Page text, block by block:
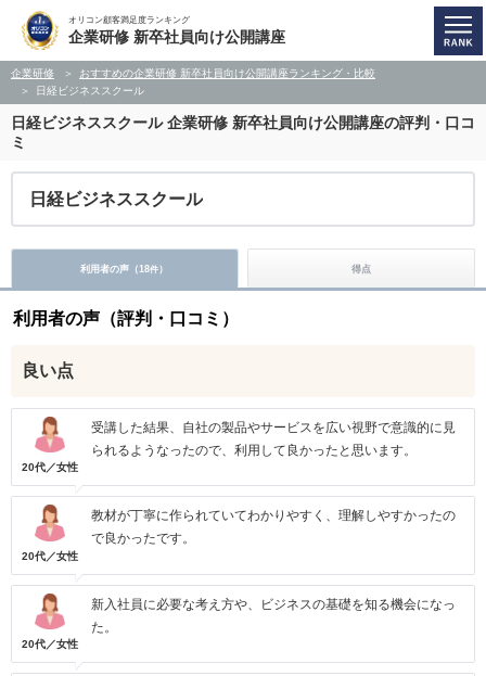
オリコン顧客満足度ランキング
企業研修 新卒社員向け公開講座
企業研修
おすすめの企業研修 新卒社員向け公開講座ランキング・比較
日経ビジネススクール
日経ビジネススクール企業研修 新卒社員向け公開講座の評判・口コ
ミ
日経ビジネススクール
利用者の声（18件） 得点
利用者の声（評判・口コミ）
良い点
20代／女性
受講した結果、自社の製品やサービスを広い視野で意識的に見
られるようなったので、利用して良かったと思います。
20代／女性
教材が丁寧に作られていてわかりやすく、理解しやすかったの
で良かったです。
20代／女性
新入社員に必要な考え方や、ビジネスの基礎を知る機会になっ
た。